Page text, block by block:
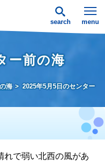
search menu
ー前の海
海
2025年5月5日のセンター
れで弱い北西の風があ